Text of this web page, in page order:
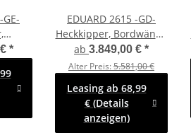
-
*
EDUARD 2615 -GD-
Heckkipper, Bordwände
30cm -2000kg- H-
Pumpe - Lfh: 72cm
-155R13 mit Stahl -
Kastenaufsatz (NB)
ab 3.849,00 € *
Alter Preis:5.581,00 €
Leasing ab 68,99
€ (Details
anzeigen)